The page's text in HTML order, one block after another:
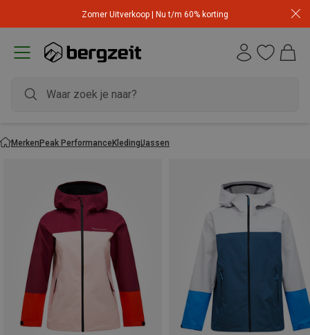
Zomer Uitverkoop | Nu t/m 60% korting
MerkenPeak PerformanceKledingJassen